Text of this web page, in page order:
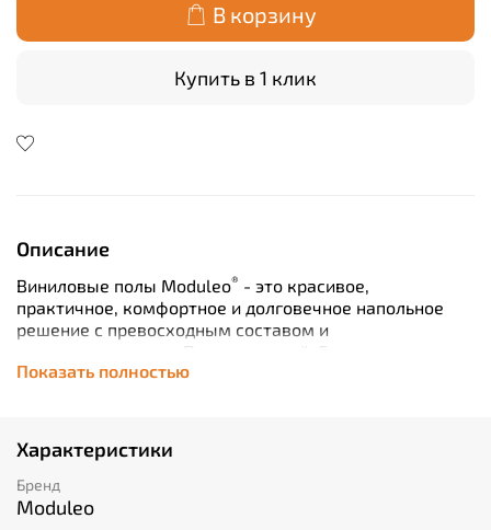
В корзину
Купить в 1 клик
Описание
Виниловые полы Moduleo® - это красивое,
практичное, комфортное и долговечное напольное
решение с превосходным составом и
характеристиками. Пол с историей. Его тонкая
цветовая палитра и скульптурированная текстура
современный вид. Идеально подходит для дома, в
котором царят уют и тепло.
использования с теплыми полами. Максимальная
температура нагрева поверхности не более 27
Показать полностью
Характеристики
Бренд
Moduleo